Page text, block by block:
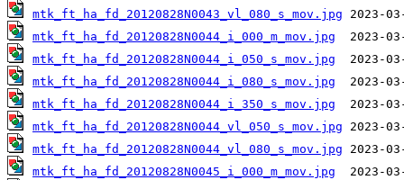
mtk_ft_ha_fd_20120828N0043_vl_080_s_mov.jpg
mtk_ft_ha_fd_20120828N0044_i_000_m_mov.jpg
mtk_ft_ha_fd_20120828N0044_i_050_s_mov.jpg
mtk_ft_ha_fd_20120828N0044_i_080_s_mov.jpg
mtk_ft_ha_fd_20120828N0044_i_350_s_mov.jpg
mtk_ft_ha_fd_20120828N0044_vl_050_s_mov.jpg
mtk_ft_ha_fd_20120828N0044_vl_080_s_mov.jpg
mtk_ft_ha_fd_20120828N0045_i_000_m_mov.jpg